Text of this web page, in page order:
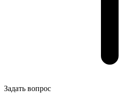
Задать вопрос